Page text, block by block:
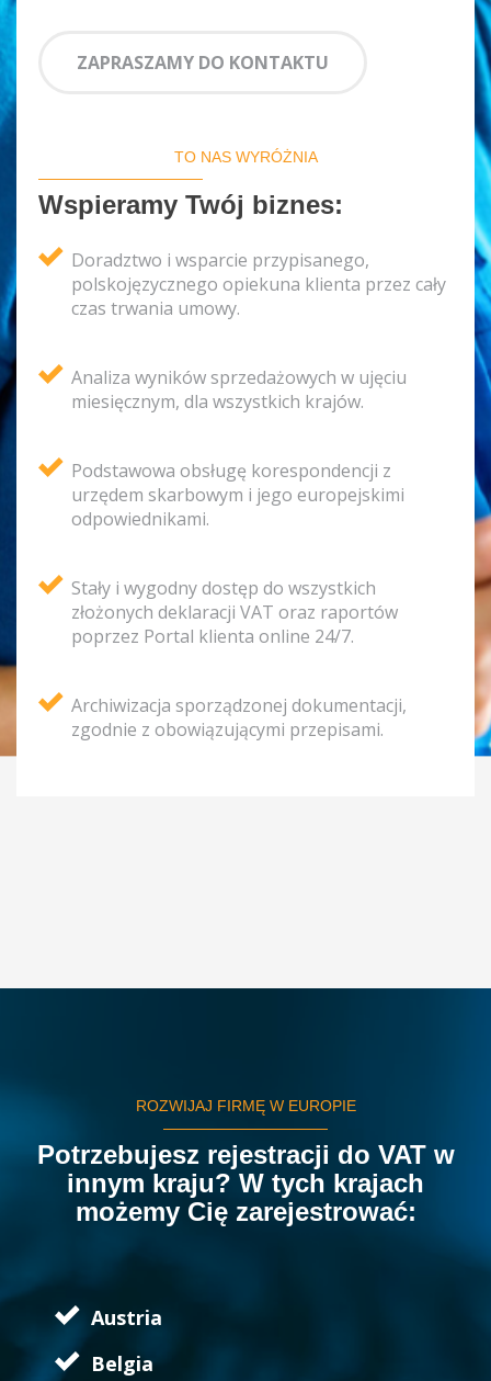
ZAPRASZAMY DO KONTAKTU
TO NAS WYRÓŻNIA
Wspieramy Twój biznes:
Doradztwo i wsparcie przypisanego,
polskojęzycznego opiekuna klienta przez cały
czas trwania umowy.
Analiza wyników sprzedażowych w ujęciu
miesięcznym, dla wszystkich krajów.
Podstawowa obsługę korespondencji z
urzędem skarbowym i jego europejskimi
odpowiednikami.
Stały i wygodny dostęp do wszystkich
złożonych deklaracji VAT oraz raportów
poprzez Portal klienta online 24/7.
Archiwizacja sporządzonej dokumentacji,
zgodnie z obowiązującymi przepisami.
ROZWIJAJ FIRMĘ W EUROPIE
Potrzebujesz rejestracji do VAT w
innym kraju? W tych krajach
możemy Cię zarejestrować:
Austria
Belgia